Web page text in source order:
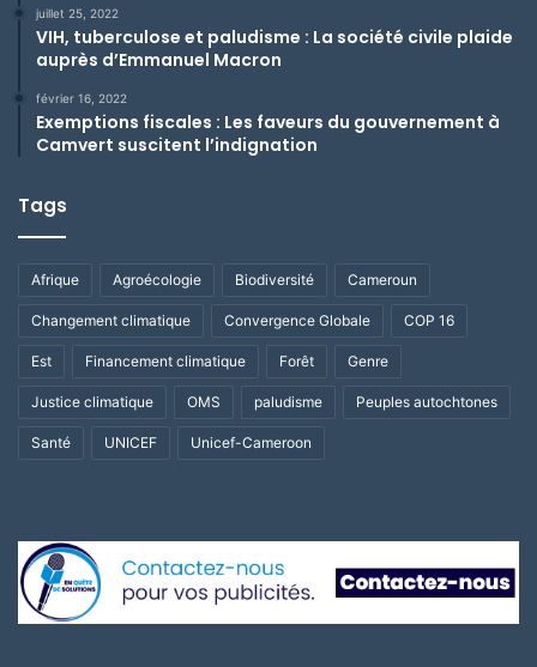
juillet 25, 2022
VIH, tuberculose et paludisme : La société civile plaide
auprès d’Emmanuel Macron
février 16, 2022
Exemptions fiscales : Les faveurs du gouvernement à
Camvert suscitent l’indignation
Tags
Afrique Agroécologie Biodiversité Cameroun
Changement climatique Convergence Globale COP 16
Est Financement climatique Forêt Genre
Justice climatique OMS paludisme Peuples autochtones
Santé UNICEF Unicef-Cameroon